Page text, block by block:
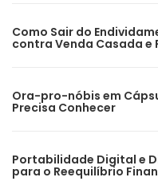
Como Sair do
contra Venda Casada e
Ora-pro-nóbis em
Precisa Conhecer
Portabilidade Digital e
para o Reequilíbrio